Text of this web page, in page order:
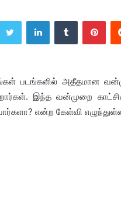
Twitter LinkedInTumblr
படங்களில் அதீதமான
இந்த வன்முறை
என்ற கேள்வி